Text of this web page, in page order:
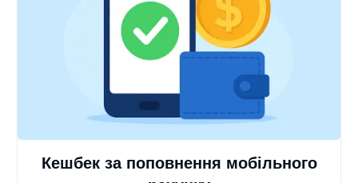
Кешбек за поповнення мобільного